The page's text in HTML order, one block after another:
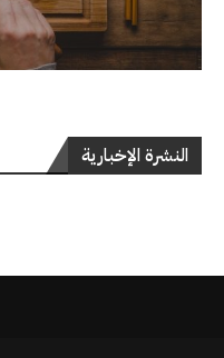
النشرة الإخبارية